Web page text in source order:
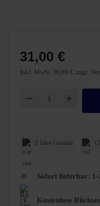
2 Jahre Garantie
Sofort lieferbar: 1-
Kostenlose
31,00 €
Inkl. MwSt. 36,89 €, zzgl.
Produkt Anzahl: